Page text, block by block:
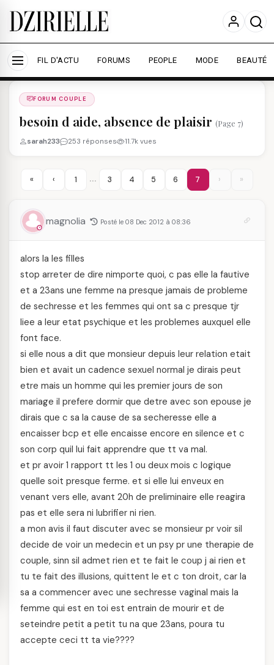
Nous utilisons des cookies pour améliorer votre
expérience et mesurer l'audience.
En savoir plus
Accepter tout Personnaliser
FIL D'ACTU FORUMS PEOPLE MODE BEAUTÉ
Forums
FORUM COUPLE
besoin d aide, absence de plaisir (Page 7)
sarah233 253 réponses 11.7k vues
« ‹ 1 … 3 4 5 6 7 › »
magnolia Posté le 08 Dec 2012 à 08:36
alors la les filles
stop arreter de dire nimporte quoi, c pas elle la fautive
et a 23ans une femme na presque jamais de probleme
de sechresse et les femmes qui ont sa c presque tjr
liee a leur etat psychique et les problemes auxquel elle
font face.
si elle nous a dit que monsieur depuis leur relation etait
bien et avait un cadence sexuel normal je dirais peut
etre mais un homme qui les premier jours de son
mariage il prefere dormir que detre avec son epouse je
dirais que c sa la cause de sa secheresse elle a
encaisser bcp et elle encaisse encore en silence et c
son corp quil lui fait apprendre que tt va mal.
et pr avoir 1 rapport tt les 1 ou deux mois c logique
quelle soit presque ferme. et si elle lui enveux en
venant vers elle, avant 20h de preliminaire elle reagira
pas et elle sera ni lubrifier ni rien.
a mon avis il faut discuter avec se monsieur pr voir sil
decide de voir un medecin et un psy pr une therapie de
couple, sinn sil admet rien et te fait le coup j ai rien et
tu te fait des illusions, quittent le et c ton droit, car la
sa a commencer avec une sechresse vaginal mais la
femme qui est en toi est entrain de mourir et de
seteindre petit a petit tu na que 23ans, poura tu
accepte ceci tt ta vie????